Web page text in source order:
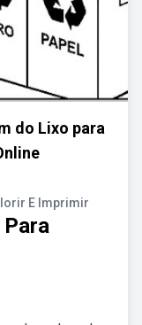
do Lixo para
E Imprimir